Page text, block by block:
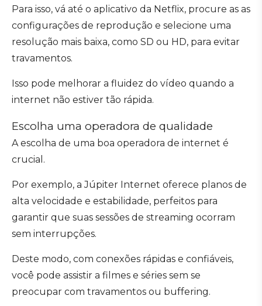
Para isso, vá até o aplicativo da Netflix, procure as as
configurações de reprodução e selecione uma
resolução mais baixa, como SD ou HD, para evitar
travamentos.
Isso pode melhorar a fluidez do vídeo quando a
internet não estiver tão rápida.
Escolha uma operadora de qualidade
A escolha de uma boa operadora de internet é
crucial.
Por exemplo, a Júpiter Internet oferece planos de
alta velocidade e estabilidade, perfeitos para
garantir que suas sessões de streaming ocorram
sem interrupções.
Deste modo, com conexões rápidas e confiáveis,
você pode assistir a filmes e séries sem se
preocupar com travamentos ou buffering.